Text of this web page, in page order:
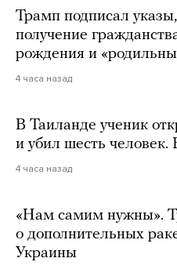
Трамп подписал
получение
рождения и
4 часа назад
В Таиланде ученик
и убил шесть
4 часа назад
«Нам самим нужны».
о дополнительных
Украины